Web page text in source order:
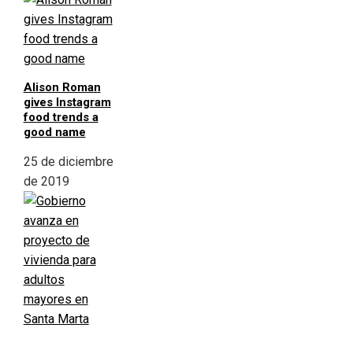
Alison Roman
gives Instagram
food trends a
good name
25 de diciembre
de 2019